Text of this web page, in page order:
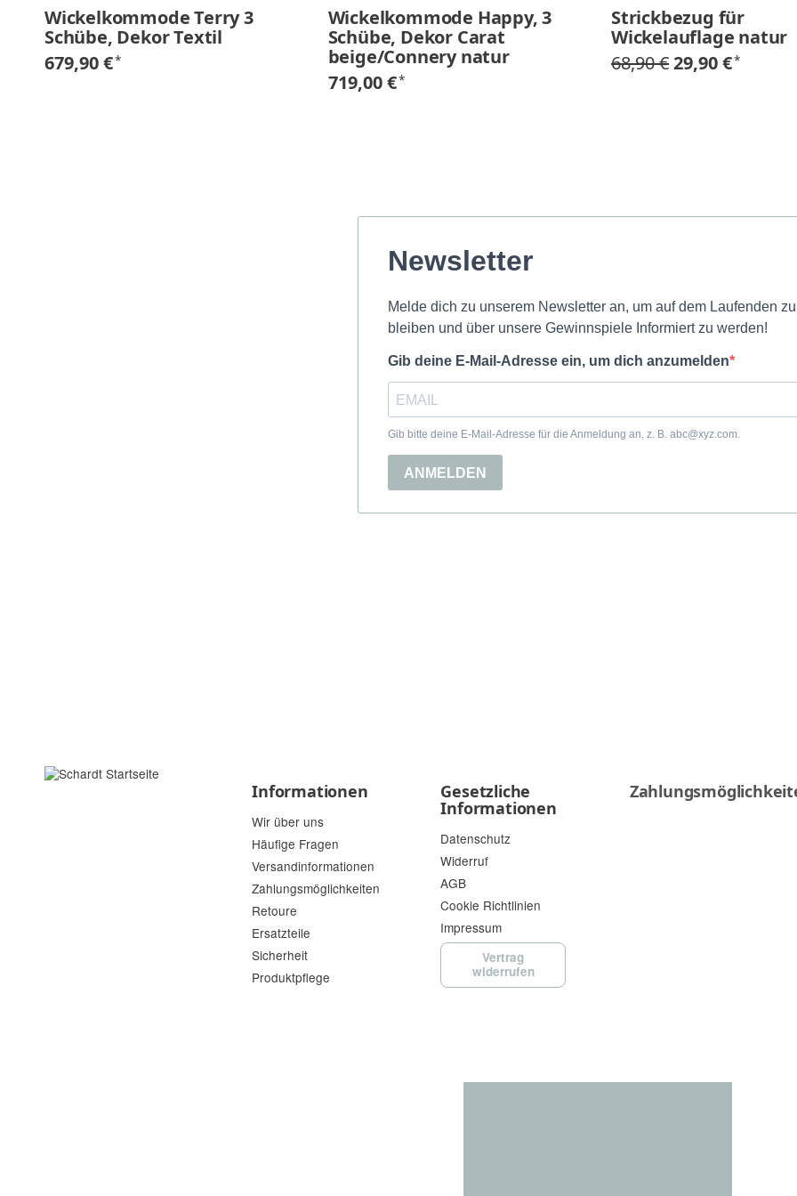
Wickelkommode Terry 3
Schübe, Dekor Textil
679,90 €*
Wickelkommode Happy, 3
Schübe, Dekor Carat
beige/Connery natur
719,00 €*
Strickbezug für
Wickelauflage natur
68,90 €29,90 €*
Informationen
Wir über uns
Häufige Fragen
Versandinformationen
Zahlungsmöglichkeiten
Retoure
Ersatzteile
Sicherheit
Produktpflege
Gesetzliche
Informationen
Datenschutz
Widerruf
AGB
Cookie Richtlinien
Impressum
Vertrag
widerrufen